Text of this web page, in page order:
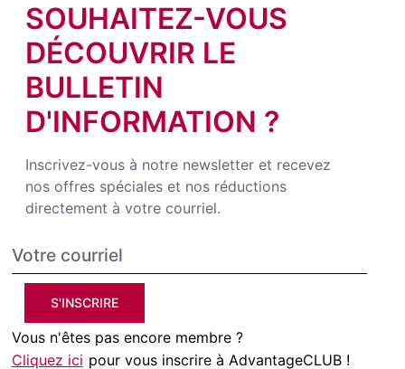
SOUHAITEZ-VOUS
DÉCOUVRIR LE
BULLETIN
D'INFORMATION ?
Inscrivez-vous à notre newsletter et recevez
nos offres spéciales et nos réductions
directement à votre courriel.
S'INSCRIRE
Vous n'êtes pas encore membre ?
Cliquez ici pour vous inscrire à AdvantageCLUB !